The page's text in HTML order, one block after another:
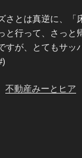
さとは真逆に、「
と行って、さっと
すが、とてもサッ
不動産みーとヒア